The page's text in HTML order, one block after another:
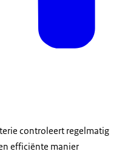
controleert regelmatig
efficiënte manier